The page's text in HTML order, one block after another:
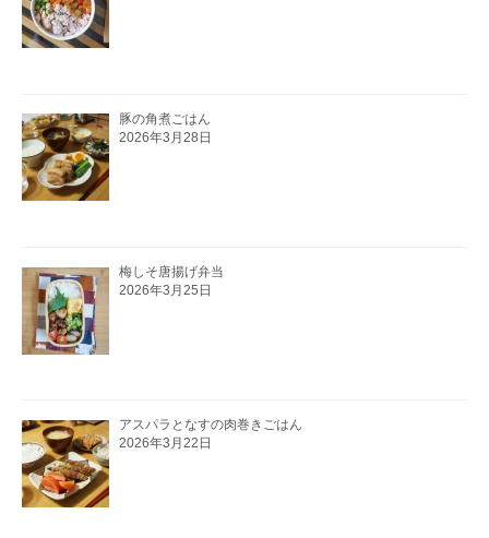
豚の角煮ごはん
2026年3月28日
梅しそ唐揚げ弁当
2026年3月25日
アスパラとなすの肉巻きごはん
2026年3月22日